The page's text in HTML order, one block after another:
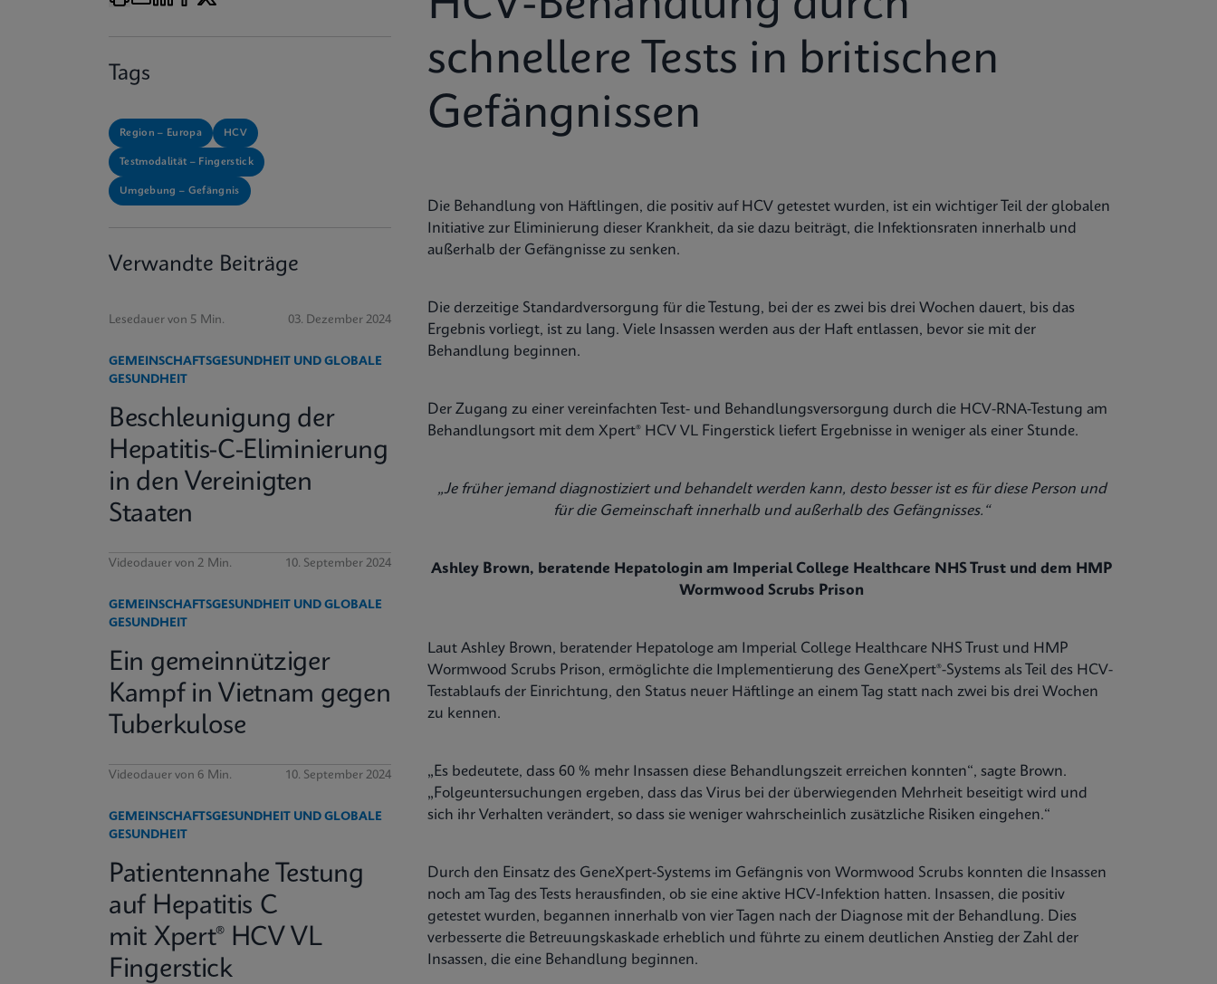
Tags
Region – Europa HCV
Testmodalität – Fingerstick
Umgebung – Gefängnis
Verwandte Beiträge
Lesedauer von 5 Min. 03. Dezember 2024
GEMEINSCHAFTSGESUNDHEIT UND GLOBALE
GESUNDHEIT
Beschleunigung der
Hepatitis-C-Eliminierung
in den Vereinigten
Staaten
Videodauer von 2 Min. 10. September 2024
GEMEINSCHAFTSGESUNDHEIT UND GLOBALE
GESUNDHEIT
Ein gemeinnütziger
Kampf in Vietnam gegen
Tuberkulose
Videodauer von 6 Min. 10. September 2024
GEMEINSCHAFTSGESUNDHEIT UND GLOBALE
GESUNDHEIT
Patientennahe Testung
auf Hepatitis C
mit Xpert® HCV VL
Fingerstick
schnellere Tests in britischen
Gefängnissen
Die Behandlung von Häftlingen, die positiv auf HCV getestet wurden, ist ein wichtiger Teil der globalen
Initiative zur Eliminierung dieser Krankheit, da sie dazu beiträgt, die Infektionsraten innerhalb und
außerhalb der Gefängnisse zu senken.
Die derzeitige Standardversorgung für die Testung, bei der es zwei bis drei Wochen dauert, bis das
Ergebnis vorliegt, ist zu lang. Viele Insassen werden aus der Haft entlassen, bevor sie mit der
Behandlung beginnen.
Der Zugang zu einer vereinfachten Test- und Behandlungsversorgung durch die HCV-RNA-Testung am
Behandlungsort mit dem Xpert® HCV VL Fingerstick liefert Ergebnisse in weniger als einer Stunde.
„Je früher jemand diagnostiziert und behandelt werden kann, desto besser ist es für diese Person und
für die Gemeinschaft innerhalb und außerhalb des Gefängnisses.“
Ashley Brown, beratende Hepatologin am Imperial College Healthcare NHS Trust und dem HMP
Wormwood Scrubs Prison
Laut Ashley Brown, beratender Hepatologe am Imperial College Healthcare NHS Trust und HMP
Wormwood Scrubs Prison, ermöglichte die Implementierung des GeneXpert®-Systems als Teil des HCV-
Testablaufs der Einrichtung, den Status neuer Häftlinge an einem Tag statt nach zwei bis drei Wochen
zu kennen.
„Es bedeutete, dass 60 % mehr Insassen diese Behandlungszeit erreichen konnten“, sagte Brown.
„Folgeuntersuchungen ergeben, dass das Virus bei der überwiegenden Mehrheit beseitigt wird und
sich ihr Verhalten verändert, so dass sie weniger wahrscheinlich zusätzliche Risiken eingehen.“
Durch den Einsatz des GeneXpert-Systems im Gefängnis von Wormwood Scrubs konnten die Insassen
noch am Tag des Tests herausfinden, ob sie eine aktive HCV-Infektion hatten. Insassen, die positiv
getestet wurden, begannen innerhalb von vier Tagen nach der Diagnose mit der Behandlung. Dies
verbesserte die Betreuungskaskade erheblich und führte zu einem deutlichen Anstieg der Zahl der
Insassen, die eine Behandlung beginnen.